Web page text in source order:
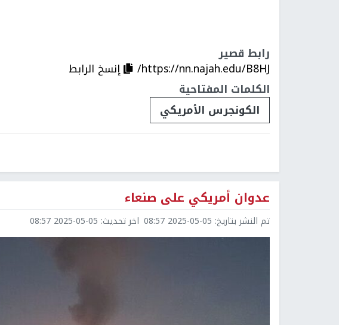
رابط قصير
https://nn.najah.edu/B8HJ/
إنسخ الرابط
الكلمات المفتاحية
الكونجرس الأمريكي
عدوان أمريكي على صنعاء
تم النشر بتاريخ: 2025-05-05 08:57 اخر تحديث: 2025-05-05 08:57